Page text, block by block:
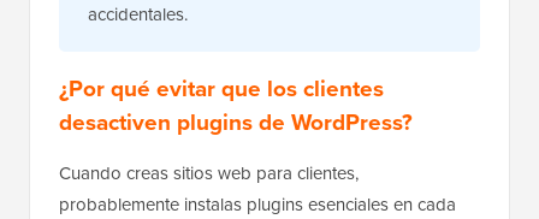
accidentales.
¿Por qué evitar que los clientes
desactiven plugins de WordPress?
Cuando creas sitios web para clientes,
probablemente instalas plugins esenciales en cada